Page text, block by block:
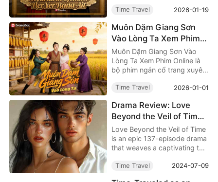
Time Travel 2026-01-19
hükümdara dönüşümünü
DramaBox kısa dizisi. Hızlı
temposu, güçlü karakterleri
ve epik yükseliş hikâyesiyle
izleyiciyi ilk bölümden
yakalıyor.
Time Travel 2026-01-01
Muôn Dặm Giang Sơn
Vào Lòng Ta Xem Phim
Online｜Từ Kẻ Vô Danh
Đến Bá Chủ, Một Giấc
Mộng Xuyên Không
Khiến Người Xem Không
Muôn Dặm Giang Sơn Vào
Lòng Ta Xem Phim Online là
bộ phim ngắn cổ trang xuyên
DramaBox, kể về hành trình
kịch tính của một sinh viên
thất nghiệp hiện đại bước vào
thế giới cổ đại, bị “ép cưới” ba
mỹ nhân và từng bước nắm
quyền sinh sát trong tay.
Time Travel 2024-07-09
Drama Review: Love
Beyond the Veil of Time
on Dramabox
Love Beyond the Veil of Time
is an epic 137-episode drama
that weaves a captivating tale
romance.